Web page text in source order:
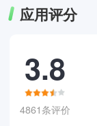
应用评分
3.8
4861条评价